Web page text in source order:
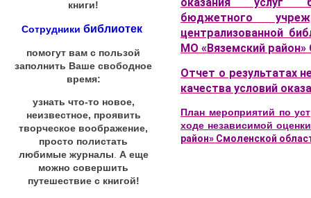
бюджетного
централизованной
МО «Вяземский
Отчет о результатах
качества условий
План мероприятий по
ходе независимой
район» Смоленской
книги!
Сотрудники библиотек
помогут вам с пользой
заполнить Ваше свободное
время:
узнать что-то новое,
неизвестное, проявить
творческое воображение,
просто полистать
любимые журналы А еще
можно совершить
путешествие с книгой!